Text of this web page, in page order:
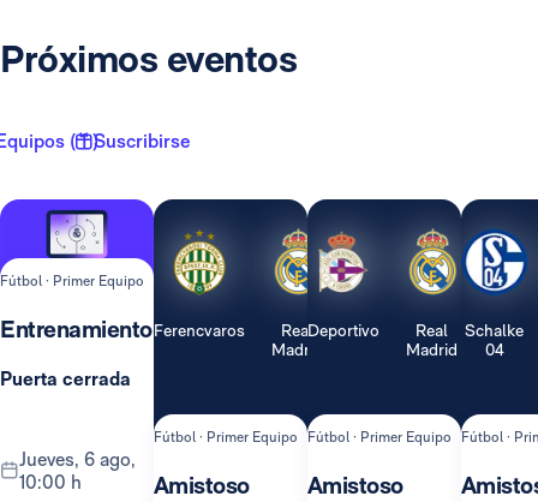
Próximos eventos
( 1 )Suscribirse
Fútbol · Primer Equipo
Entrenamiento
Puerta cerrada
jueves, 6 ago,
10:00 h
Ferencvaros
Real
Madrid
Fútbol · Primer Equipo
Amistoso
Deportivo
Real
Madrid
Fútbol · Primer Equipo
Amistoso
Schalke
04
Fútbol ·